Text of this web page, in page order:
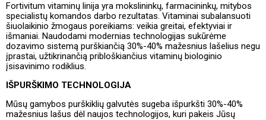
Fortivitum vitaminų linija yra mokslininkų, farmacininkų, mitybos
specialistų komandos darbo rezultatas. Vitaminai subalansuoti
šiuolaikinio žmogaus poreikiams: veikia greitai, efektyviai ir
išmaniai. Naudodami modernias technologijas sukūrėme
dozavimo sistemą purškiančią 30%-40% mažesnius lašelius negu
įprastai, užtikrinančią pribloškiančius vitaminų biologinio
įsisavinimo rodiklius.
IŠPURŠKIMO TECHNOLOGIJA
Mūsų gamybos purškiklių galvutės sugeba išpurkšti 30%-40%
mažesnius lašus dėl naujos technologijos, kuri pakeis Jūsų